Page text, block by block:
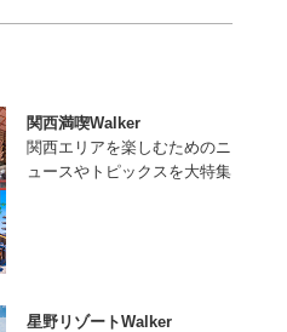
関西満喫Walker
関西エリアを楽しむためのニ
ュースやトピックスを大特集
星野リゾートWalker